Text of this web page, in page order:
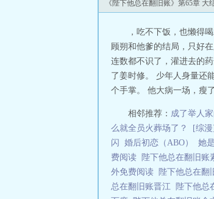
《陛下他总在翻旧账》第65章 大
，吃不下饭，也懒得
顾朔和他爹的结局，只好
连数都不识了，灌进去的
了姜时修。 少年人身量还
个手掌。 他大病一场，瘦
相邻推荐： 成了举人
么就全员火葬场了？
[综
闪
婚后初恋（ABO） 她
费阅读
陛下他总在翻旧账
外免费阅读
陛下他总在翻
总在翻旧账晋江
陛下他总